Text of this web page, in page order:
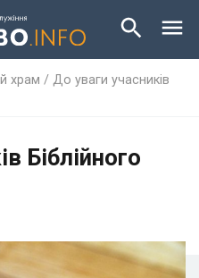
храм / До уваги учасників
Біблійного